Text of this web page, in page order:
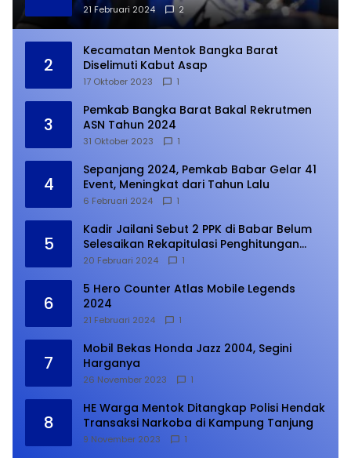
21 Februari 2024 2
2
Kecamatan Mentok Bangka Barat
Diselimuti Kabut Asap
17 Oktober 2023 1
3
Pemkab Bangka Barat Bakal Rekrutmen
ASN Tahun 2024
31 Oktober 2023 1
4
Sepanjang 2024, Pemkab Babar Gelar 41
Event, Meningkat dari Tahun Lalu
6 Februari 2024 1
5
Kadir Jailani Sebut 2 PPK di Babar Belum
Selesaikan Rekapitulasi Penghitungan
Suara
20 Februari 2024 1
6
5 Hero Counter Atlas Mobile Legends
2024
21 Februari 2024 1
7
Mobil Bekas Honda Jazz 2004, Segini
Harganya
26 November 2023 1
8
HE Warga Mentok Ditangkap Polisi Hendak
Transaksi Narkoba di Kampung Tanjung
9 November 2023 1